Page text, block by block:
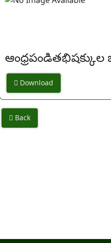
Download
Back